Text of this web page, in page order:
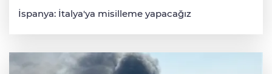
İspanya: İtalya'ya misilleme yapacağız